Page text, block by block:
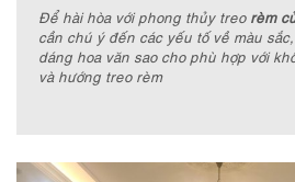
Để hài hòa với phong thủy treo rèm
cần chú ý đến các yếu tố về màu
dáng hoa văn sao cho phù hợp với
và hướng treo rèm